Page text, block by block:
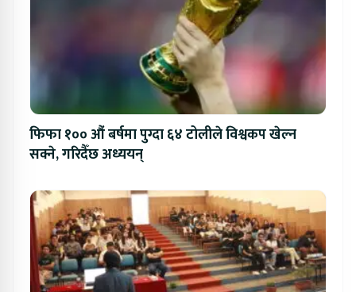
फिफा १०० औं बर्षमा पुग्दा ६४ टोलीले विश्वकप खेल्न
सक्ने, गरिदैँछ अध्ययन्